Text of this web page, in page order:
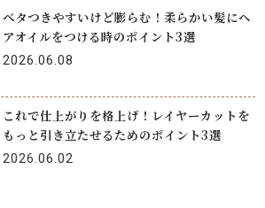
ベタつきやすいけど膨らむ！柔らかい髪にヘ
アオイルをつける時のポイント3選
2026.06.08
これで仕上がりを格上げ！レイヤーカットを
もっと引き立たせるためのポイント3選
2026.06.02